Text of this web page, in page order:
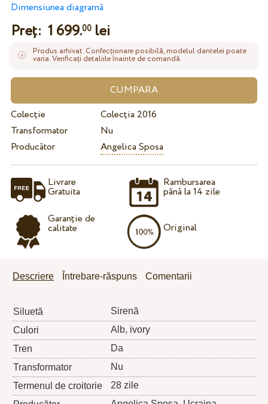
Dimensiunea diagramă
Preț: 1 699.00lei
Produs arhivat. Confecționare posibilă, modelul dantelei poate
varia. Verificați detaliile înainte de comandă.
Colecție
Colecția 2016
Transformator
Nu
Producător
Angelica Sposa
Livrare
Gratuita
Garanție de
calitate
Rambursarea
până la 14 zile
Original
Descriere Întrebare-răspuns Comentarii
Siluetă
Sirenă
Culori
Alb, ivory
Tren
Da
Transformator
Nu
Termenul de croitorie
28 zile